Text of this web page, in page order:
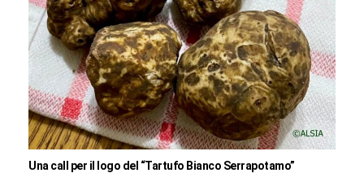
Una call per il logo del “Tartufo Bianco Serrapotamo”